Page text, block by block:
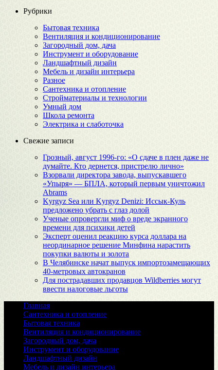
Рубрики
Бытовая техника
Вентиляция и кондиционирование
Загородный дом, дача
Инструмент и оборудование
Ландшафтный дизайн
Мебель и дизайн интерьера
Разное
Сантехника и отопление
Стройматериалы и технологии
Умный дом
Школа ремонта
Электрика и слаботочка
Свежие записи
Грозный, август 1996-го: «О сдаче в плен даже не
думайте. Кто дернется, пристрелю лично»
Взорвали директора завода, выпускавшего
«Упыря» — БПЛА, который первым уничтожил
Abrams
Kyrgyz Sea или Kyrgyz Denizi: Иссык-Куль
предложено убрать с глаз долой
Ученые опровергли миф о вреде экранного
времени для психики детей
Эксперт оценил реакцию курса доллара на
неординарное решение Минфина нарастить
покупки валюты и золота
В Челябинске начат выпуск импортозамещающих
40-метровых автокранов
Для пострадавших продавцов Wildberries могут
ввести налоговые льготы
Главная
Сантехника и отопление
Бытовая техника
Вентиляция и кондиционирование
Загородный дом, дача
Инструмент и оборудование
Ландшафтный дизайн
Мебель и дизайн интерьера